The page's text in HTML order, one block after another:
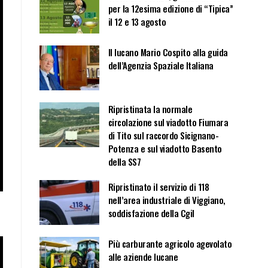
per la 12esima edizione di “Tipica”
il 12 e 13 agosto
Il lucano Mario Cospito alla guida
dell’Agenzia Spaziale Italiana
Ripristinata la normale
circolazione sul viadotto Fiumara
di Tito sul raccordo Sicignano-
Potenza e sul viadotto Basento
della SS7
Ripristinato il servizio di 118
nell’area industriale di Viggiano,
soddisfazione della Cgil
Più carburante agricolo agevolato
alle aziende lucane